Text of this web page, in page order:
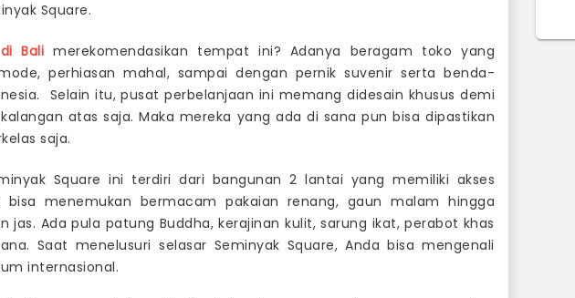
Square.
Bali merekomendasikan tempat ini? Adanya beragam toko yang
perhiasan mahal, sampai dengan pernik suvenir serta benda-
Selain itu, pusat perbelanjaan ini memang didesain khusus demi
atas saja. Maka mereka yang ada di sana pun bisa dipastikan
saja.
Square ini terdiri dari bangunan 2 lantai yang memiliki akses
bisa menemukan bermacam pakaian renang, gaun malam hingga
Ada pula patung Buddha, kerajinan kulit, sarung ikat, perabot khas
Saat menelusuri selasar Seminyak Square, Anda bisa mengenali
internasional.